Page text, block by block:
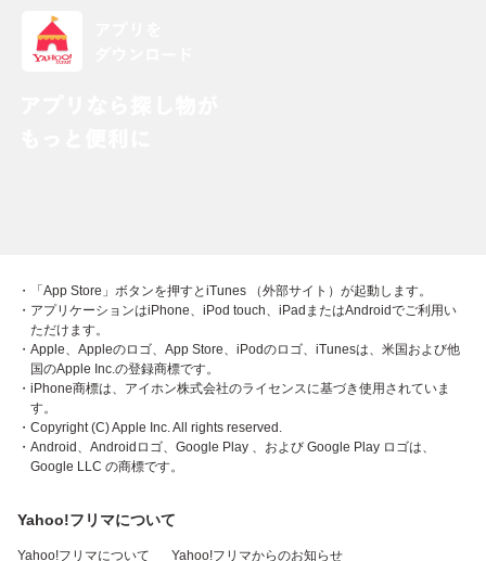
・「App Store」ボタンを押すとiTunes （外部サイト）が起動します。
・アプリケーションはiPhone、iPod touch、iPadまたはAndroidでご利用い
ただけます。
・Apple、Appleのロゴ、App Store、iPodのロゴ、iTunesは、米国および他
国のApple Inc.の登録商標です。
・iPhone商標は、アイホン株式会社のライセンスに基づき使用されていま
す。
・Copyright (C) Apple Inc. All rights reserved.
・Android、Androidロゴ、Google Play 、および Google Play ロゴは、
Google LLC の商標です。
Yahoo!フリマについて
Yahoo!フリマについて Yahoo!フリマからのお知らせ